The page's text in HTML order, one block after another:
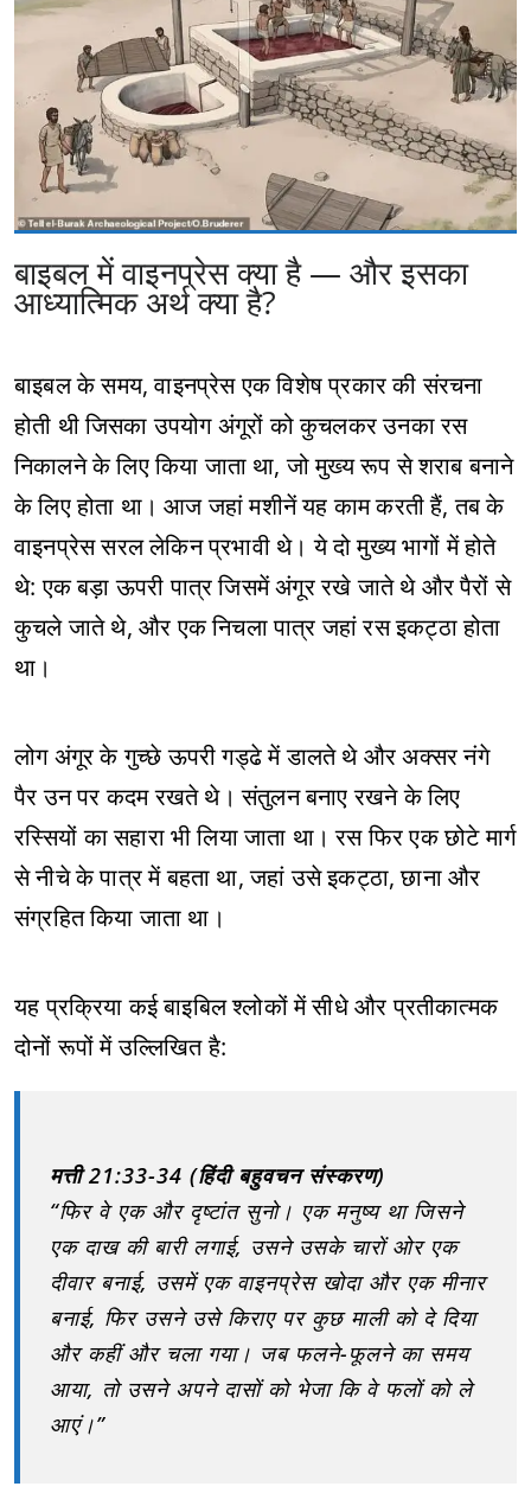
बाइबल में वाइनप्रेस क्या है — और इसका
आध्यात्मिक अर्थ क्या है?
बाइबल के समय, वाइनप्रेस एक विशेष प्रकार की संरचना
होती थी जिसका उपयोग अंगूरों को कुचलकर उनका रस
निकालने के लिए किया जाता था, जो मुख्य रूप से शराब बनाने
के लिए होता था। आज जहां मशीनें यह काम करती हैं, तब के
वाइनप्रेस सरल लेकिन प्रभावी थे। ये दो मुख्य भागों में होते
थे: एक बड़ा ऊपरी पात्र जिसमें अंगूर रखे जाते थे और पैरों से
कुचले जाते थे, और एक निचला पात्र जहां रस इकट्ठा होता
था।
लोग अंगूर के गुच्छे ऊपरी गड्ढे में डालते थे और अक्सर नंगे
पैर उन पर कदम रखते थे। संतुलन बनाए रखने के लिए
रस्सियों का सहारा भी लिया जाता था। रस फिर एक छोटे मार्ग
से नीचे के पात्र में बहता था, जहां उसे इकट्ठा, छाना और
संग्रहित किया जाता था।
यह प्रक्रिया कई बाइबिल श्लोकों में सीधे और प्रतीकात्मक
दोनों रूपों में उल्लिखित है:
मत्ती 21:33-34 (हिंदी बहुवचन संस्करण)
“फिर वे एक और दृष्टांत सुनो। एक मनुष्य था जिसने
एक दाख की बारी लगाई, उसने उसके चारों ओर एक
दीवार बनाई, उसमें एक वाइनप्रेस खोदा और एक मीनार
बनाई, फिर उसने उसे किराए पर कुछ माली को दे दिया
और कहीं और चला गया। जब फलने-फूलने का समय
आया, तो उसने अपने दासों को भेजा कि वे फलों को ले
आएं।”